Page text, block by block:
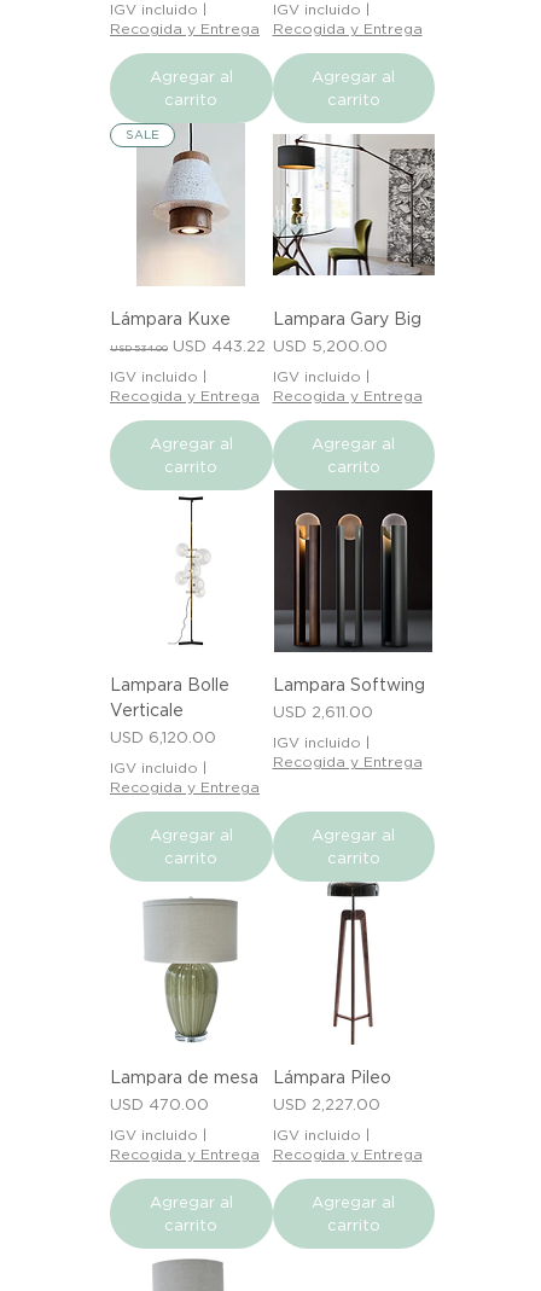
IGV incluido
Recogida y Entrega
Agregar al
carrito
IGV incluido
Recogida y Entrega
Agregar al
carrito
SALE
Lámpara Kuxe
Precio
USD 534.00 Precio de oferta
USD 443.22
IGV incluido |
Recogida y Entrega
Agregar al
carrito
Lampara Gary Big
Precio
USD 5,200.00
IGV incluido |
Recogida y Entrega
Agregar al
carrito
Lampara Bolle
Verticale
Precio
USD 6,120.00
IGV incluido
Recogida y Entrega
Agregar al
carrito
Lampara Softwing
Precio
USD 2,611.00
IGV incluido
Recogida y Entrega
Agregar al
carrito
Lampara de mesa
Precio
USD 470.00
IGV incluido |
Recogida y Entrega
Agregar al
carrito
Lámpara Pileo
Precio
USD 2,227.00
IGV incluido |
Recogida y Entrega
Agregar al
carrito